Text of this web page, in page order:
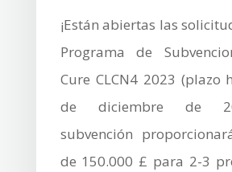
¡Están abiertas las
Programa de
Cure CLCN4 2023 (plazo
de diciembre de
subvención
de 150.000 £ para 2-3